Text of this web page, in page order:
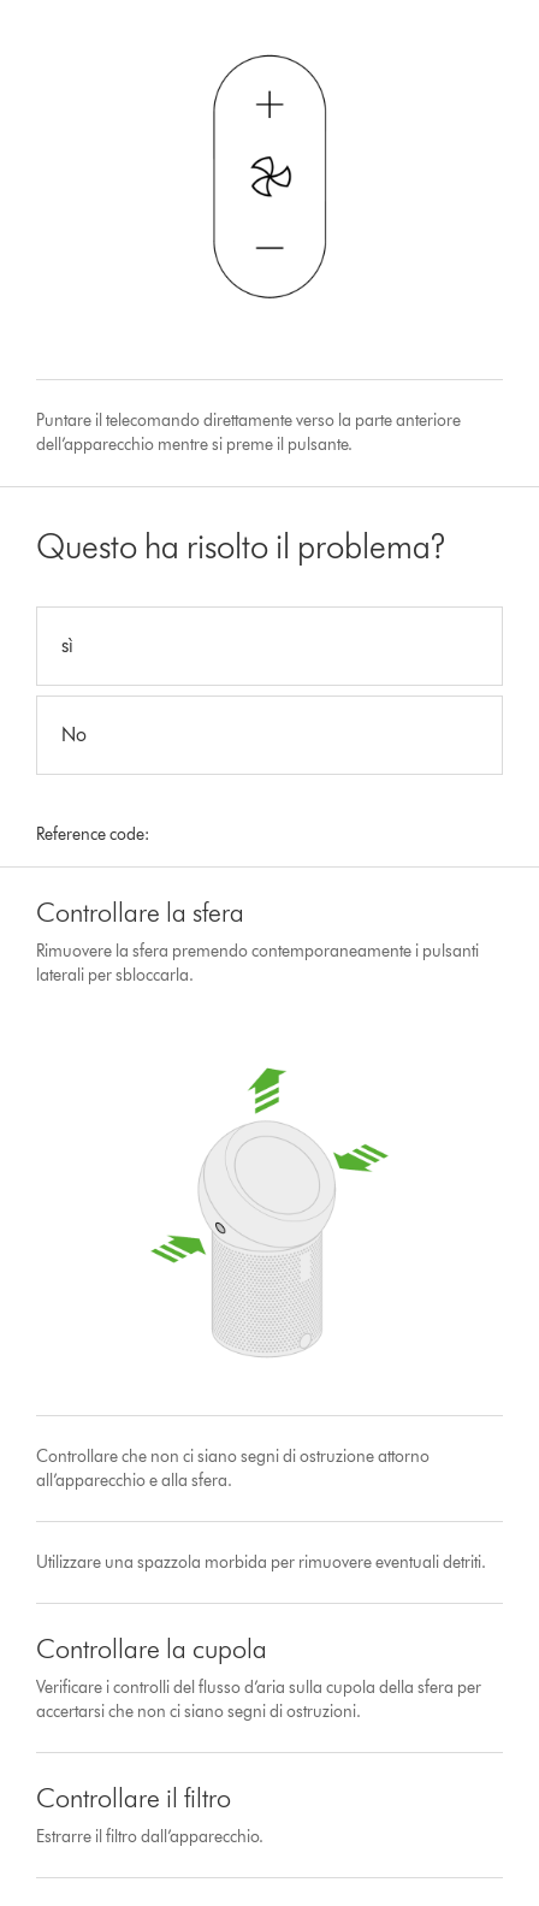
Puntare il telecomando direttamente verso la parte anteriore
dell’apparecchio mentre si preme il pulsante.
Questo ha risolto il problema?
sì
No
Reference code:
Controllare la sfera
Rimuovere la sfera premendo contemporaneamente i pulsanti
laterali per sbloccarla.
Controllare che non ci siano segni di ostruzione attorno
all’apparecchio e alla sfera.
Utilizzare una spazzola morbida per rimuovere eventuali detriti.
Controllare la cupola
Verificare i controlli del flusso d’aria sulla cupola della sfera per
accertarsi che non ci siano segni di ostruzioni.
Controllare il filtro
Estrarre il filtro dall’apparecchio.